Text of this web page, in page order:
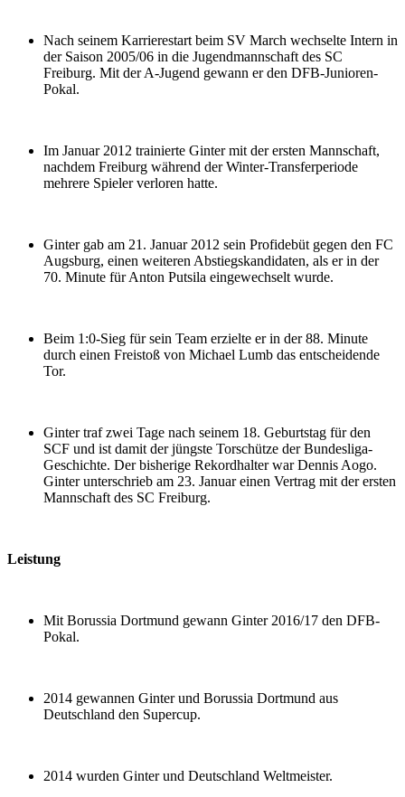
Nach seinem Karrierestart beim SV March wechselte Intern in
der Saison 2005/06 in die Jugendmannschaft des SC
Freiburg. Mit der A-Jugend gewann er den DFB-Junioren-
Pokal.
Im Januar 2012 trainierte Ginter mit der ersten Mannschaft,
nachdem Freiburg während der Winter-Transferperiode
mehrere Spieler verloren hatte.
Ginter gab am 21. Januar 2012 sein Profidebüt gegen den FC
Augsburg, einen weiteren Abstiegskandidaten, als er in der
70. Minute für Anton Putsila eingewechselt wurde.
Beim 1:0-Sieg für sein Team erzielte er in der 88. Minute
durch einen Freistoß von Michael Lumb das entscheidende
Tor.
Ginter traf zwei Tage nach seinem 18. Geburtstag für den
SCF und ist damit der jüngste Torschütze der Bundesliga-
Geschichte. Der bisherige Rekordhalter war Dennis Aogo.
Ginter unterschrieb am 23. Januar einen Vertrag mit der ersten
Mannschaft des SC Freiburg.
Leistung
Mit Borussia Dortmund gewann Ginter 2016/17 den DFB-
Pokal.
2014 gewannen Ginter und Borussia Dortmund aus
Deutschland den Supercup.
2014 wurden Ginter und Deutschland Weltmeister.